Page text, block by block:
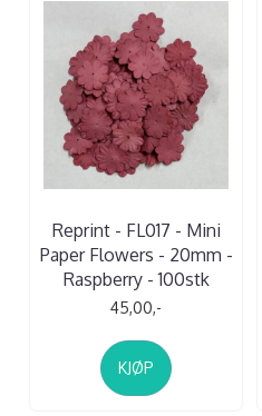
Reprint - FL017 - Mini
Paper Flowers - 20mm -
Raspberry - 100stk
45,00,-
KJØP